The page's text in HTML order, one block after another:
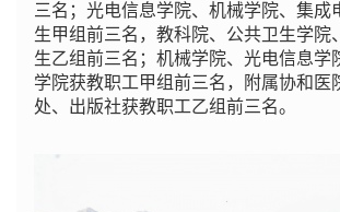
三名；光电信息学院、机械学院、集成
生甲组前三名，教科院、公共卫生学院
生乙组前三名；机械学院、光电信息学
学院获教职工甲组前三名，附属协和医
处、出版社获教职工乙组前三名。